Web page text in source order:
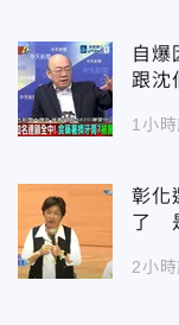
自爆
跟沈
1小時
彰化
了
2小時